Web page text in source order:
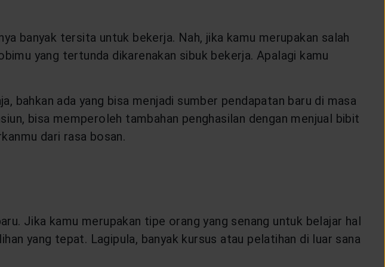
banyak tersita untuk bekerja. Nah, jika kamu merupakan salah
yang tertunda dikarenakan sibuk bekerja. Apalagi kamu
bahkan ada yang bisa menjadi sumber pendapatan baru di masa
bisa memperoleh tambahan penghasilan dengan menjual bibit
dari rasa bosan.
Jika kamu merupakan tipe orang yang senang untuk belajar hal
yang tepat. Lagipula, banyak kursus atau pelatihan di luar sana